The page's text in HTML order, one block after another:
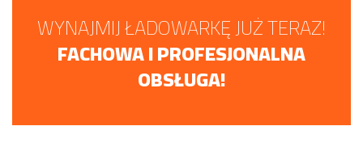
WYNAJMIJ ŁADOWARKĘ JUŻ TERAZ!
FACHOWA I PROFESJONALNA
OBSŁUGA!